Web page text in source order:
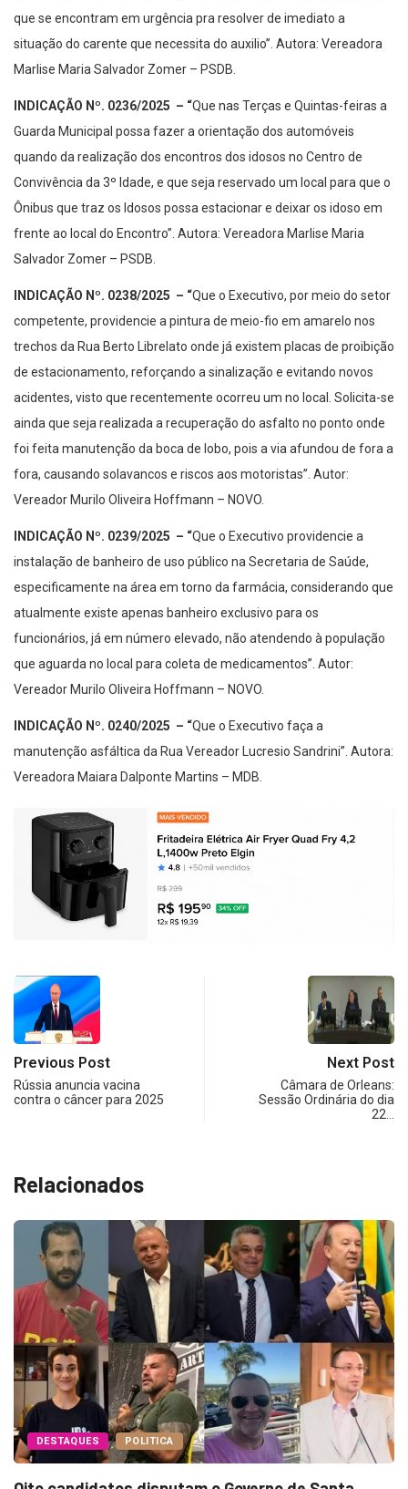
que se encontram em urgência pra resolver de imediato a
situação do carente que necessita do auxilio”. Autora: Vereadora
Marlise Maria Salvador Zomer – PSDB.
INDICAÇÃO Nº. 0236/2025 – “Que nas Terças e Quintas-feiras a
Guarda Municipal possa fazer a orientação dos automóveis
quando da realização dos encontros dos idosos no Centro de
Convivência da 3º Idade, e que seja reservado um local para que o
Ônibus que traz os Idosos possa estacionar e deixar os idoso em
frente ao local do Encontro”. Autora: Vereadora Marlise Maria
Salvador Zomer – PSDB.
INDICAÇÃO Nº. 0238/2025 – “Que o Executivo, por meio do setor
competente, providencie a pintura de meio-fio em amarelo nos
trechos da Rua Berto Librelato onde já existem placas de proibição
de estacionamento, reforçando a sinalização e evitando novos
acidentes, visto que recentemente ocorreu um no local. Solicita-se
ainda que seja realizada a recuperação do asfalto no ponto onde
foi feita manutenção da boca de lobo, pois a via afundou de fora a
fora, causando solavancos e riscos aos motoristas”. Autor:
Vereador Murilo Oliveira Hoffmann – NOVO.
INDICAÇÃO Nº. 0239/2025 – “Que o Executivo providencie a
instalação de banheiro de uso público na Secretaria de Saúde,
especificamente na área em torno da farmácia, considerando que
atualmente existe apenas banheiro exclusivo para os
funcionários, já em número elevado, não atendendo à população
que aguarda no local para coleta de medicamentos”. Autor:
Vereador Murilo Oliveira Hoffmann – NOVO.
INDICAÇÃO Nº. 0240/2025 – “Que o Executivo faça a
manutenção asfáltica da Rua Vereador Lucresio Sandrini”. Autora:
Vereadora Maiara Dalponte Martins – MDB.
Previous Post
Rússia anuncia vacina
contra o câncer para 2025
Next Post
Câmara de Orleans:
Sessão Ordinária do dia
22…
Relacionados
DESTAQUES POLITICA